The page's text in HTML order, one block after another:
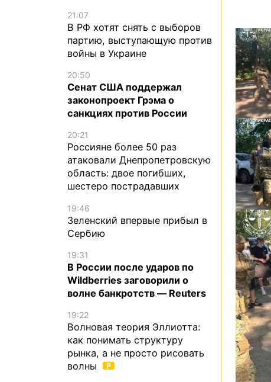
21:07
В РФ хотят снять с выборов
партию, выступающую против
войны в Украине
20:50
Сенат США поддержал
законопроект Грэма о
санкциях против России
20:21
Россияне более 50 раз
атаковали Днепропетровскую
область: двое погибших,
шестеро пострадавших
19:46
Зеленский впервые прибыл в
Сербию
19:31
В России после ударов по
Wildberries заговорили о
волне банкротств — Reuters
19:22
Волновая теория Эллиотта:
как понимать структуру
рынка, а не просто рисовать
волны